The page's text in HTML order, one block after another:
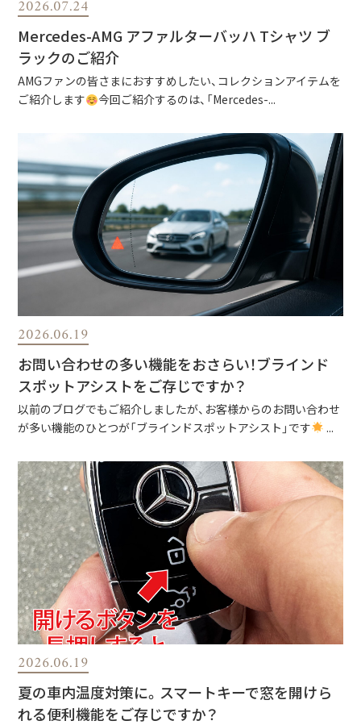
2026.07.24
Mercedes-AMG アファルターバッハ Tシャツ ブ
ラックのご紹介
AMGファンの皆さまにおすすめしたい、コレクションアイテムを
ご紹介します
今回ご紹介するのは、「Mercedes-...
2026.06.19
お問い合わせの多い機能をおさらい！ブラインド
スポットアシストをご存じですか？
以前のブログでもご紹介しましたが、お客様からのお問い合わせ
が多い機能のひとつが「ブラインドスポットアシスト」です
...
2026.06.19
夏の車内温度対策に。スマートキーで窓を開けら
れる便利機能をご存じですか？